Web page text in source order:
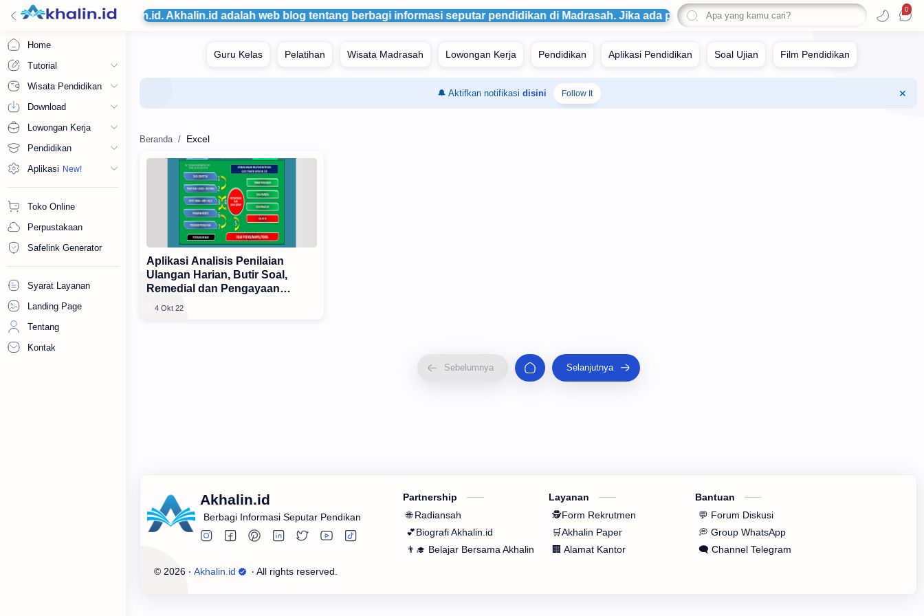
datang di web Akhalin.id. Akhalin.id adalah web blog tentang berbagi informasi seputar pendidikan di Madrasah. Jika ada pertanyaan silahkan ajukan di kolom komentar
0
Home
Tutorial
Wisata Pendidikan
Download
Lowongan Kerja
Pendidikan
Aplikasi
Toko Online
Perpustakaan
Safelink Generator
Syarat Layanan
Landing Page
Tentang
Kontak
🔔 Aktifkan notifikasi disini Follow It
Excel
Aplikasi Analisis Penilaian
Ulangan Harian, Butir Soal,
Remedial dan Pengayaan
Akhalin.id
Berbagi Informasi Seputar Pendikan
Partnership
🌐 Radiansah
💕Biografi Akhalin.id
👨‍🎓 Belajar Bersama Akhalin
Layanan
🕵Form Rekrutmen
🛒Akhalin Paper
🏢 Alamat Kantor
Bantuan
💬 Forum Diskusi
💭 Group WhatsApp
🗨️ Channel Telegram
© 2026 ‧ Akhalin.id ‧ All rights reserved.